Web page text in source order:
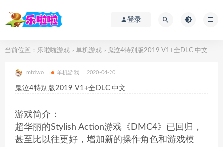
登录
当前位置： 乐啦啦游戏 > 单机游戏 > 鬼泣4特别版2019 V1+全DLC 中文
mtdwo 单机游戏 2020-04-20
鬼泣4特别版2019 V1+全DLC 中文
游戏简介：
超华丽的Stylish Action游戏《DMC4》已回归，
甚至比以往更好，增加新的操作角色和游戏模